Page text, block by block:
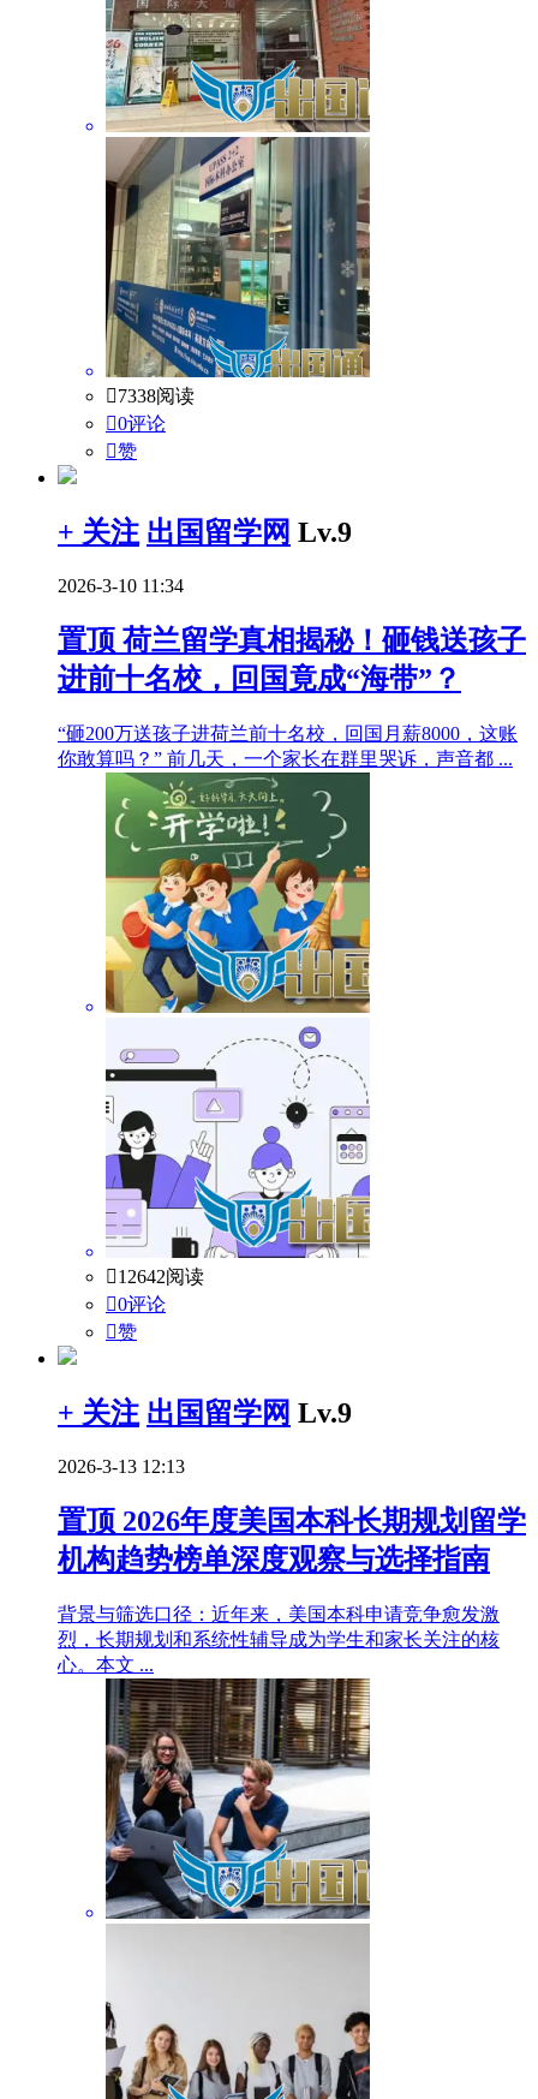
7338阅读
0评论
赞
+ 关注 出国留学网 Lv.9
2026-3-10 11:34
置顶 荷兰留学真相揭秘！砸钱送孩子
进前十名校，回国竟成“海带”？
“砸200万送孩子进荷兰前十名校，回国月薪8000，这账
你敢算吗？” 前几天，一个家长在群里哭诉，声音都 ...
12642阅读
0评论
赞
+ 关注 出国留学网 Lv.9
2026-3-13 12:13
置顶 2026年度美国本科长期规划留学
机构趋势榜单深度观察与选择指南
背景与筛选口径：近年来，美国本科申请竞争愈发激
烈，长期规划和系统性辅导成为学生和家长关注的核
心。本文 ...